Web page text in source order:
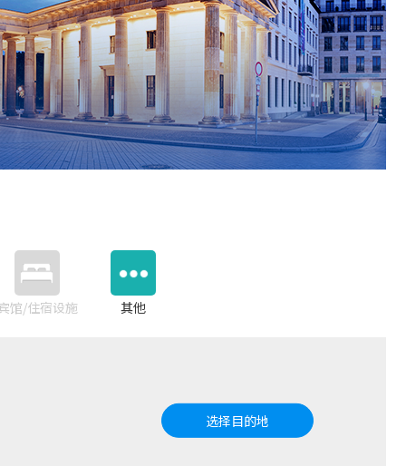
馆/住宿设施 其他
选择目的地